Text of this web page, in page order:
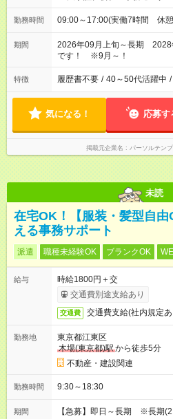
勤務時間 09:00～17:00(実働7時間 休
期間
2026年09月上旬～長期 2028
です！ ※9月～！
特徴 履歴書不要 / 40～50代活躍中 /
気になる！ 応募す
掲載元企業名 パーソルテン
未読
在宅OK！【服装・髪型自
える事務サポート
派遣 職種未経験OK ブランクOK
給与
時給1800円＋交
交通費別途支給あり
交通費 交通費支給(社内規定
勤務地
東京都江東区
木場(東京都)駅から徒歩5分
不動産・建設関連
勤務時間 9:30～18:30
期間 【急募】即日～長期 ※長期